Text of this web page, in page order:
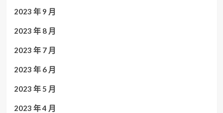
2023 年 9 月
2023 年 8 月
2023 年 7 月
2023 年 6 月
2023 年 5 月
2023 年 4 月